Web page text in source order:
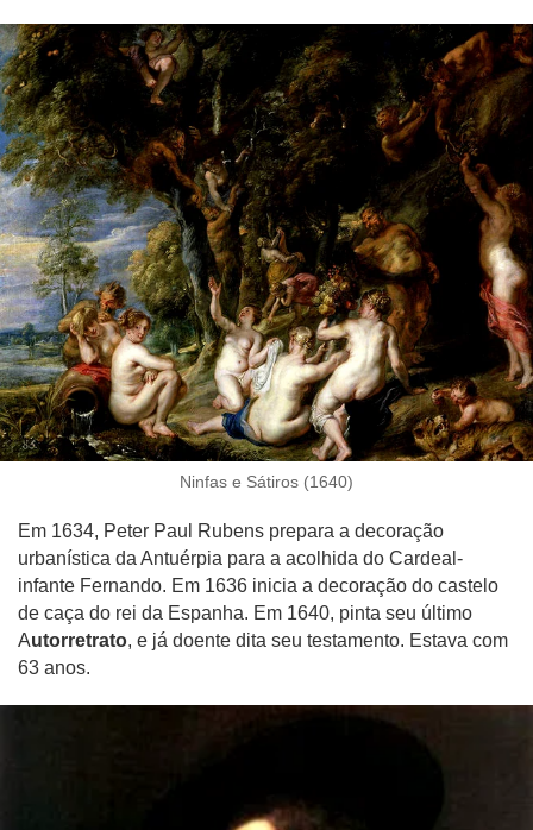
Ninfas e Sátiros (1640)
Em 1634, Peter Paul Rubens prepara a decoração
urbanística da Antuérpia para a acolhida do Cardeal-
infante Fernando. Em 1636 inicia a decoração do castelo
de caça do rei da Espanha. Em 1640, pinta seu último
Autorretrato, e já doente dita seu testamento. Estava com
63 anos.